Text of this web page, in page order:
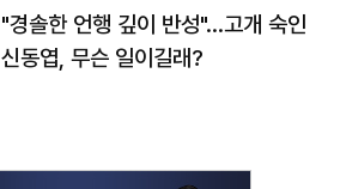
"경솔한 언행 깊이 반성"…고개 숙인
신동엽, 무슨 일이길래?